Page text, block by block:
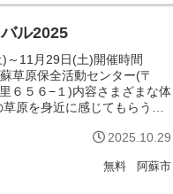
ル2025
～11月29日(土)開催時間
草原保全活動センター(〒
６５６−１)内容さまざまな体
原を身近に感じてもらうイ
2025.10.29
無料 阿蘇市